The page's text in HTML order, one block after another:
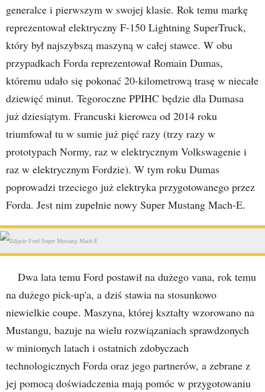
generalce i pierwszym w swojej klasie. Rok temu markę
reprezentował elektryczny F-150 Lightning SuperTruck,
który był najszybszą maszyną w całej stawce. W obu
przypadkach Forda reprezentował Romain Dumas,
któremu udało się pokonać 20-kilometrową trasę w niecałe
dziewięć minut. Tegoroczne PPIHC będzie dla Dumasa
już dziesiątym. Francuski kierowca od 2014 roku
triumfował tu w sumie już pięć razy (trzy razy w
prototypach Normy, raz w elektrycznym Volkswagenie i
raz w elektrycznym Fordzie). W tym roku Dumas
poprowadzi trzeciego już elektryka przygotowanego przez
Forda. Jest nim zupełnie nowy Super Mustang Mach-E.
Dwa lata temu Ford postawił na dużego vana, rok temu
na dużego pick-up'a, a dziś stawia na stosunkowo
niewielkie coupe. Maszyna, której kształty wzorowano na
Mustangu, bazuje na wielu rozwiązaniach sprawdzonych
w minionych latach i ostatnich zdobyczach
technologicznych Forda oraz jego partnerów, a zebrane z
jej pomocą doświadczenia mają pomóc w przygotowaniu